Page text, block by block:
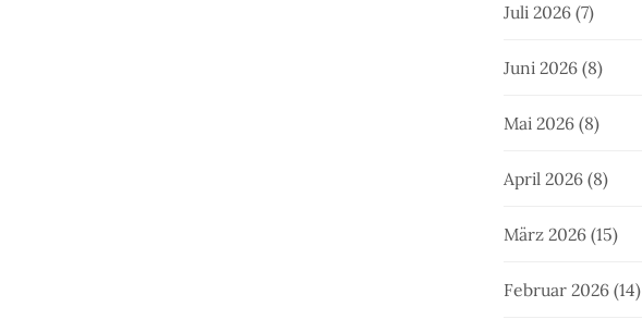
Juli 2026 (7)
Juni 2026 (8)
Mai 2026 (8)
April 2026 (8)
März 2026 (15)
Februar 2026 (14)